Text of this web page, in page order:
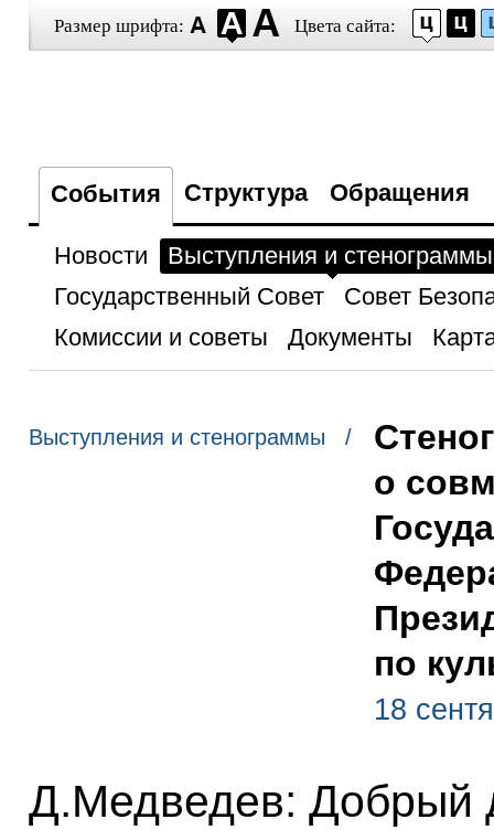
Размер шрифта: Цвета сайта:
События Структура Обращения
Новости
Выступления и стенограммы
Государственный Совет
Совет
Комиссии и советы
Документы
Выступления и стенограммы /
о
по
18
Д.Медведев: Добрый